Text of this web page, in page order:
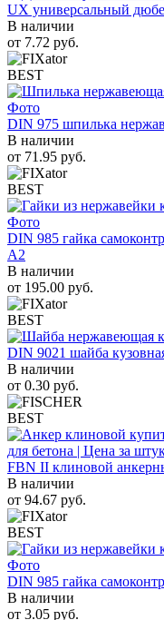
UX универсальный
В наличии
от 7.72 руб.
BEST
DIN 975 шпилька
В наличии
от 71.95 руб.
BEST
DIN 985 гайка
A2
В наличии
от 195.00 руб.
BEST
DIN 9021 шайба
В наличии
от 0.30 руб.
BEST
FBN II клиновой
В наличии
от 94.67 руб.
BEST
DIN 985 гайка
В наличии
от 3.05 руб.